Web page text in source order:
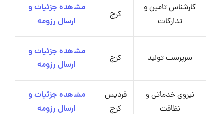
کارشناس تامین و
تدارکات
کرج
مشاهده جزئیات و
ارسال رزومه
سرپرست تولید کرج
مشاهده جزئیات و
ارسال رزومه
نیروی خدماتی و
نظافت
فردیس
کرج
مشاهده جزئیات و
ارسال رزومه